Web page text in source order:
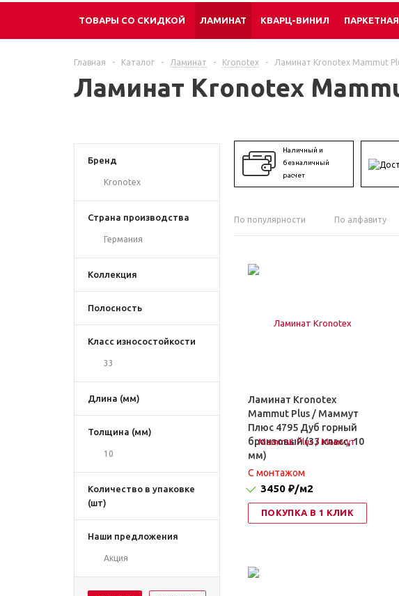
ТОВАРЫ СО СКИДКОЙ ЛАМИНАТ КВАРЦ-ВИНИЛ
Главная - Каталог - Ламинат - Kronotex - Ламинат Kronotex Mammut
Ламинат Kronotex
Бренд
Kronotex
Страна производства
Германия
Коллекция
Полосность
Класс износостойкости
33
Длина (мм)
Толщина (мм)
10
Количество в упаковке
(шт)
Наши предложения
Акция
Наличный и
безналичный
расчет
По популярности По алфавиту
Ламинат Kronotex
Mammut Plus / Маммут
Плюс 4795 Дуб горный
бронзовый (33 класс, 10
мм)
C монтажом
3450 ₽/м2
ПОКУПКА В 1 КЛИК